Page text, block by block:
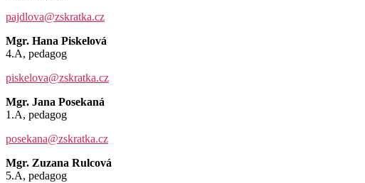
pajdlova@zskratka.cz
Mgr. Hana Piskelová
4.A, pedagog
piskelova@zskratka.cz
Mgr. Jana Posekaná
1.A, pedagog
posekana@zskratka.cz
Mgr. Zuzana Rulcová
5.A, pedagog